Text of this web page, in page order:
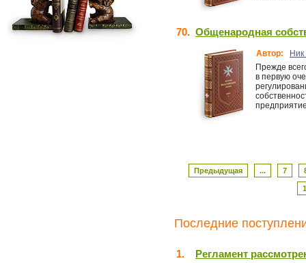
70. Общенародная
Автор:
Ник
Прежде
в первую
Предыдущая ... 7
Последние
1. Регламент